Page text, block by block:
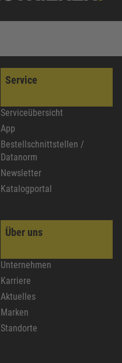
Service
Serviceübersicht
App
Bestellschnittstellen /
Datanorm
Newsletter
Katalogportal
Über uns
Unternehmen
Karriere
Aktuelles
Marken
Standorte